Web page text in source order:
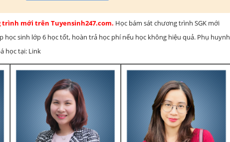
mới trên Tuyensinh247.com. Học bám sát chương trình SGK mới
học sinh lớp 6 học tốt, hoàn trả học phí nếu học không hiệu quả. Phụ huynh
học tại: Link